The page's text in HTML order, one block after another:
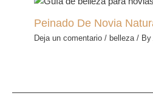
Peinado De Novia
Deja un comentario / belleza/ By